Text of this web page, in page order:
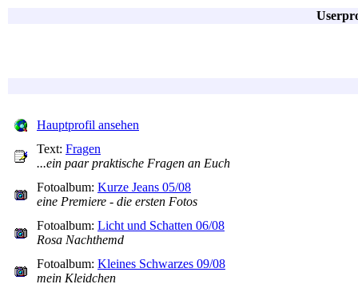
Hauptprofil ansehen
Text: Fragen
...ein paar praktische Fragen an Euch
Fotoalbum: Kurze Jeans 05/08
eine Premiere - die ersten Fotos
Fotoalbum: Licht und Schatten 06/08
Rosa Nachthemd
Fotoalbum: Kleines Schwarzes 09/08
mein Kleidchen